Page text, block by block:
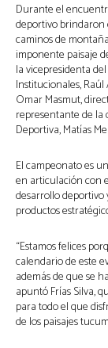
Durante el
deportivo brindaron
caminos de
imponente paisaje
la vicepresidenta
Institucionales,
Omar Masmut,
representante de la
Deportiva, Matías
El campeonato es
en articulación con
desarrollo
productos
“Estamos felices
calendario de este
además de que se
apuntó Frías Silva,
para todo el que
de los paisajes